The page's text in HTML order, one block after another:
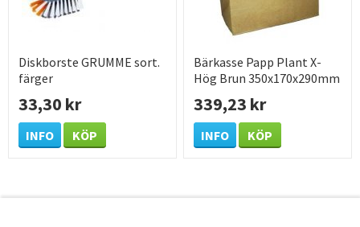
Diskborste GRUMME sort.
färger
33,30 kr
INFO KÖP
Bärkasse Papp Plant X-
Hög Brun 350x170x290mm
339,23 kr
INFO KÖP